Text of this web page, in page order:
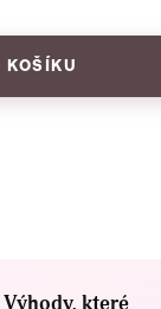
KOŠÍKU